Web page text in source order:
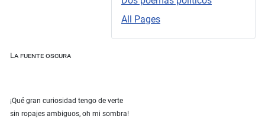
All Pages
La fuente oscura
¡Qué gran curiosidad tengo de verte
sin ropajes ambiguos, oh mi sombra!